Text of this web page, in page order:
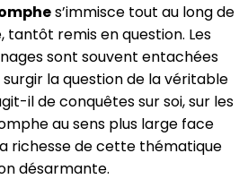
s’immisce tout au long de
remis en question. Les
sont souvent entachées
la question de la véritable
il de conquêtes sur soi, sur les
au sens plus large face
richesse de cette thématique
désarmante.